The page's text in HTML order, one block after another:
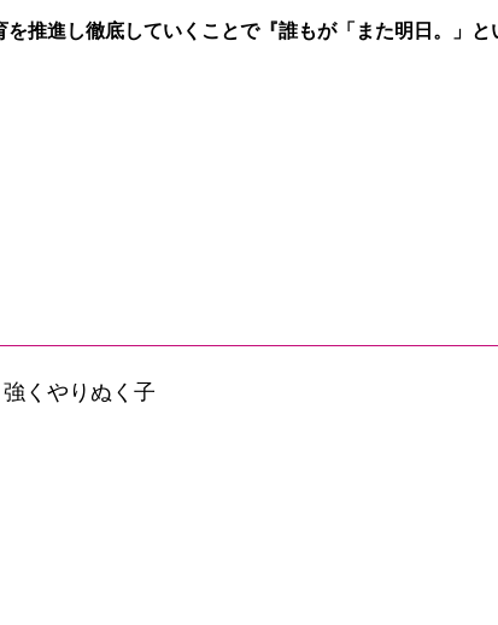
推進し徹底していくことで『誰もが「また明日。」
くやりぬく子